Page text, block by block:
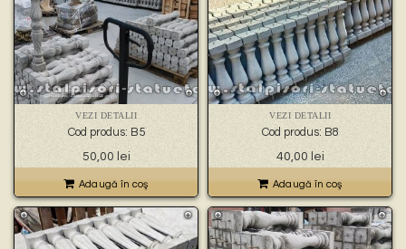
VEZI DETALII
Cod produs: B5
50,00 lei
Adaugă în coş
VEZI DETALII
Cod produs: B8
40,00 lei
Adaugă în coş